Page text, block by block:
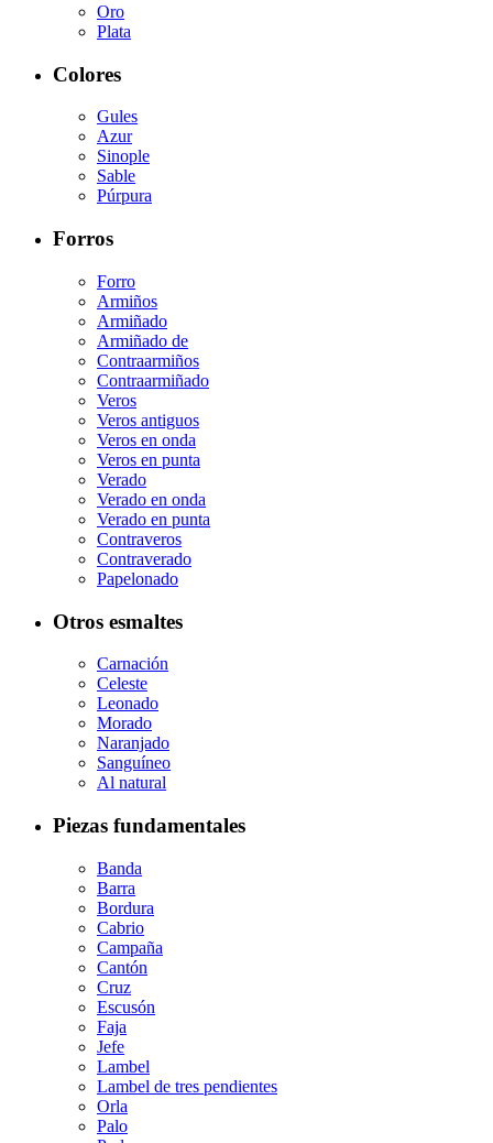
Oro
Plata
Colores
Gules
Azur
Sinople
Sable
Púrpura
Forros
Forro
Armiños
Armiñado
Armiñado de
Contraarmiños
Contraarmiñado
Veros
Veros antiguos
Veros en onda
Veros en punta
Verado
Verado en onda
Verado en punta
Contraveros
Contraverado
Papelonado
Otros esmaltes
Carnación
Celeste
Leonado
Morado
Naranjado
Sanguíneo
Al natural
Piezas fundamentales
Banda
Barra
Bordura
Cabrio
Campaña
Cantón
Cruz
Escusón
Faja
Jefe
Lambel
Lambel de tres pendientes
Orla
Palo